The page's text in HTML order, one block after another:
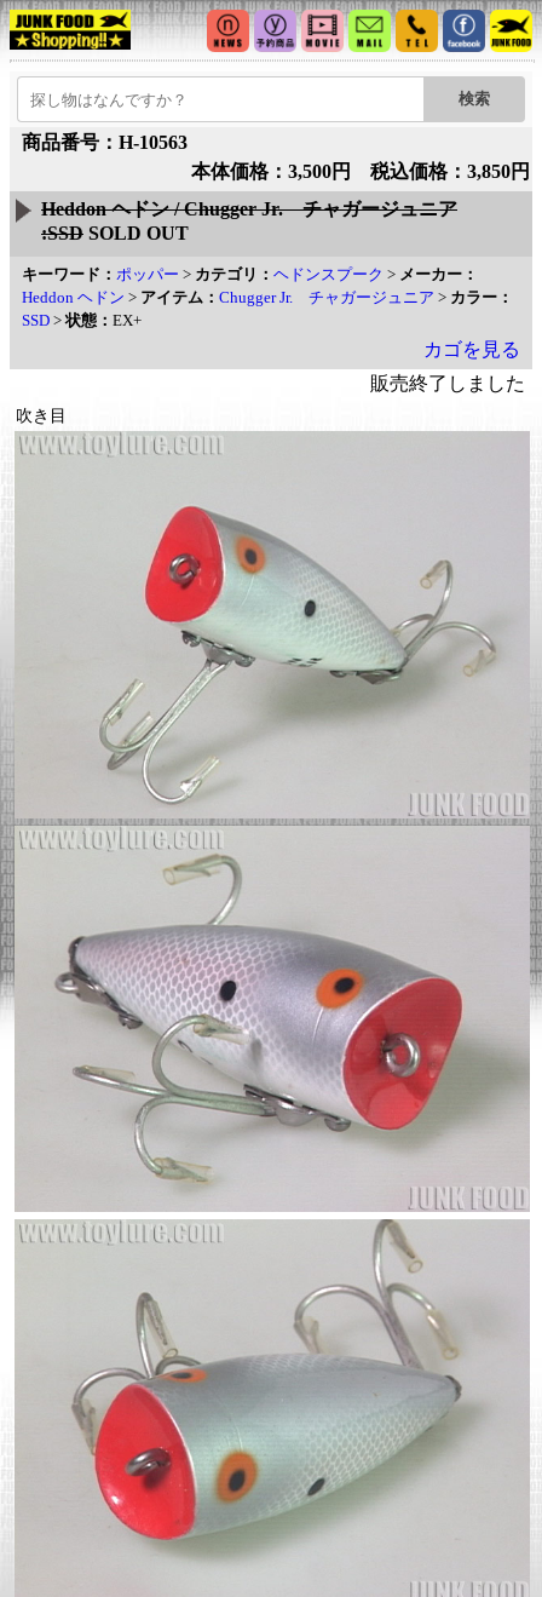
商品番号：H-10563
本体価格：3,500円 税込価格：3,850円
Heddon ヘドン / Chugger Jr. チャガージュニア
:SSD SOLD OUT
キーワード： ポッパー > カテゴリ： ヘドンスプーク > メーカー：
Heddon ヘドン > アイテム： Chugger Jr. チャガージュニア > カラー：
SSD >状態： EX+
カゴを見る
販売終了しました
吹き目